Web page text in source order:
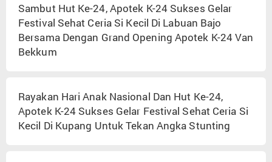
Sambut Hut Ke-24, Apotek K-24 Sukses Gelar
Festival Sehat Ceria Si Kecil Di Labuan Bajo
Bersama Dengan Grand Opening Apotek K-24 Van
Bekkum
Rayakan Hari Anak Nasional Dan Hut Ke-24,
Apotek K-24 Sukses Gelar Festival Sehat Ceria Si
Kecil Di Kupang Untuk Tekan Angka Stunting